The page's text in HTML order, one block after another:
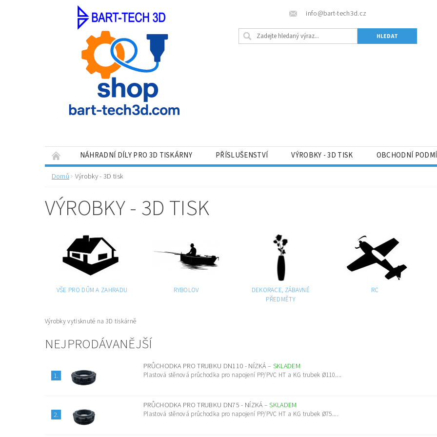
info@bart-tech3d.cz
NÁHRADNÍ DÍLY PRO 3D TISKÁRNY PŘÍSLUŠENSTVÍ VÝROBKY - 3D TISK OBCHODNÍ
VRÁCENÍ ZBOŽÍ, REKLAMACE
Domů Výrobky - 3D tisk
VÝROBKY - 3D TISK
VŠE PRO DŮM A ZAHRADU RYBOLOV
DEKORACE, ZÁBAVNÉ
PŘEDMĚTY
RC
Výrobky vytisknuté na 3D tiskárně
NEJPRODÁVANĚJŠÍ
1.
PRŮCHODKA PRO TRUBKU DN110 - NÍZKÁ– SKLADEM
Plastová stěnová průchodka pro napojení PP/PVC HT a KG trubek Ø110....
2.
PRŮCHODKA PRO TRUBKU DN75 - NÍZKÁ –SKLADEM
Plastová stěnová průchodka pro napojení PP/PVC HT a KG trubek Ø75....